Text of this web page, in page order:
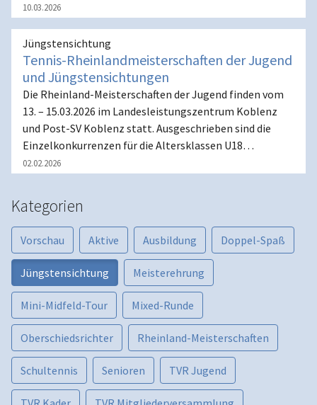
10.03.2026
Jüngstensichtung
Tennis-Rheinlandmeisterschaften der Jugend
und Jüngstensichtungen
Die Rheinland-Meisterschaften der Jugend finden vom
13. – 15.03.2026 im Landesleistungszentrum Koblenz
und Post-SV Koblenz statt. Ausgeschrieben sind die
Einzelkonkurrenzen für die Altersklassen U18…
02.02.2026
Kategorien
Vorschau Aktive Ausbildung Doppel-Spaß
Jüngstensichtung Meisterehrung
Mini-Midfeld-Tour Mixed-Runde
Oberschiedsrichter Rheinland-Meisterschaften
Schultennis Senioren TVR Jugend